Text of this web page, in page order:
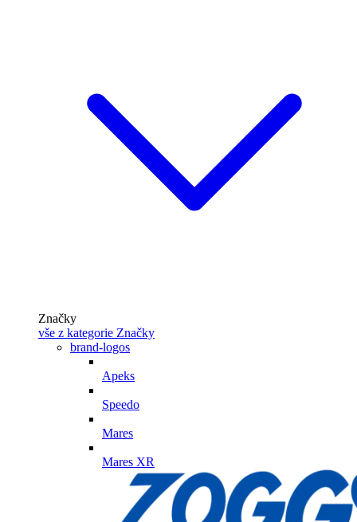
Značky
vše z kategorie Značky
brand-logos
Apeks
Speedo
Mares
Mares XR